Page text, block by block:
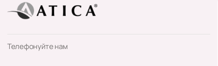
Телефонуйте нам